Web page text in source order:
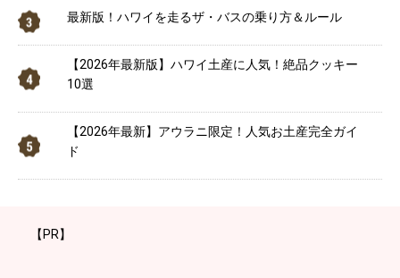
最新版！ハワイを走るザ・バスの乗り方＆ルール
【2026年最新版】ハワイ土産に人気！絶品クッキー
10選
【2026年最新】アウラニ限定！人気お土産完全ガイ
ド
【PR】